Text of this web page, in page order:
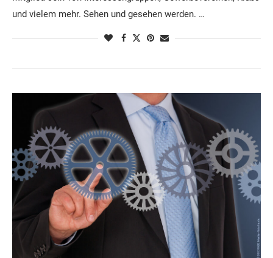
und vielem mehr. Sehen und gesehen werden. …